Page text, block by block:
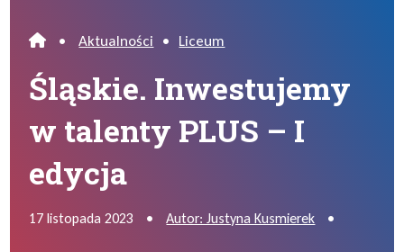
Home
• Aktualności • Liceum
Śląskie. Inwestujemy
w talenty PLUS – I
edycja
17 listopada 2023 • Autor: Justyna Kusmierek •